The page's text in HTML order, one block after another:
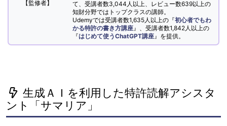
【監修者】
て、受講者数3,044人以上、レビュー数639以上の
知財分野ではトップクラスの講師。
Udemyでは受講者数1,635人以上の『初心者でもわ
かる特許の書き方講座 』、受講者数1,842人以上の
『はじめて使うChatGPT講座 』を提供。
生成ＡＩを利用した特許読解アシスタ
ント「サマリア」